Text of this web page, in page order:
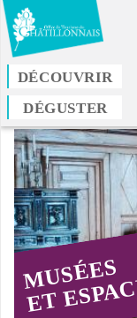
Aller
au
contenu
principal
DÉCOUVRIR
DÉGUSTER
Vous
êtes
ici
MUSÉES
ET